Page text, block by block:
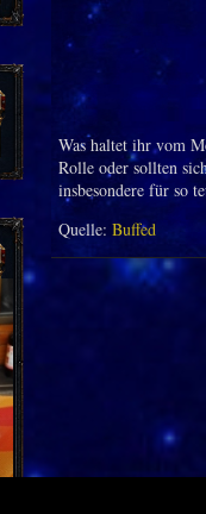
Was haltet ihr vom
Rolle oder sollten
insbesondere für so
Quelle: Buffed